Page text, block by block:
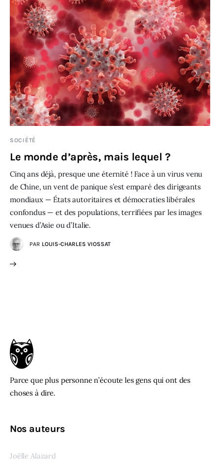
Humour
SOCIÉTÉ
Le monde d’après, mais lequel ?
Cinq ans déjà, presque une éternité ! Face à un virus venu
de Chine, un vent de panique s’est emparé des dirigeants
mondiaux — États autoritaires et démocraties libérales
confondus — et des populations, terrifiées par les images
venues d’Asie ou d’Italie.
PAR LOUIS-CHARLES VIOSSAT
Parce que plus personne n’écoute les gens qui ont des
choses à dire.
Nos auteurs
Joëlle Alazard